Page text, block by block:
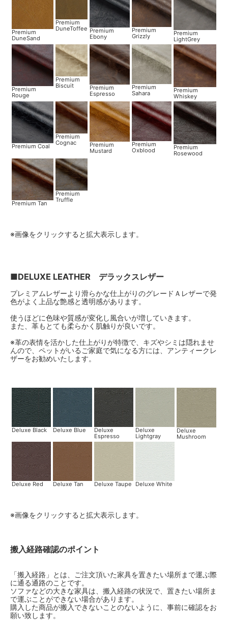
Premium
DuneSand
Premium
DuneToffee Premium
Ebony
Premium
Grizzly
Premium
LightGrey
Premium
Rouge
Premium
Biscuit
Premium
Espresso
Premium
Sahara
Premium
Whiskey
Premium Coal
Premium
Cognac
Premium
Mustard
Premium
Oxblood
Premium
Rosewood
Premium Tan
Premium
Truffle
※画像をクリックすると拡大表示します。
■DELUXE LEATHER デラックスレザー
プレミアムレザーより滑らかな仕上がりのグレードＡレザーで発
色がよく上品な艶感と透明感があります。
使うほどに色味や質感が変化し風合いが増していきます。
また、革もとても柔らかく肌触りが良いです。
※革の表情を活かした仕上がりが特徴で、キズやシミは隠れませ
んので、ペットがいるご家庭で気になる方には、アンティークレ
ザーをお勧めいたします。
Deluxe Black Deluxe Blue
Deluxe
Espresso
Deluxe
Lightgray
Deluxe
Mushroom
Deluxe Red Deluxe Tan Deluxe Taupe Deluxe White
※画像をクリックすると拡大表示します。
搬入経路確認のポイント
「搬入経路」とは、ご注文頂いた家具を置きたい場所まで運ぶ際
に通る通路のことです。
ソファなどの大きな家具は、搬入経路の状況で、置きたい場所ま
で運ぶことができない場合があります。
購入した商品が搬入できないことのないように、事前に確認をお
願い致します。